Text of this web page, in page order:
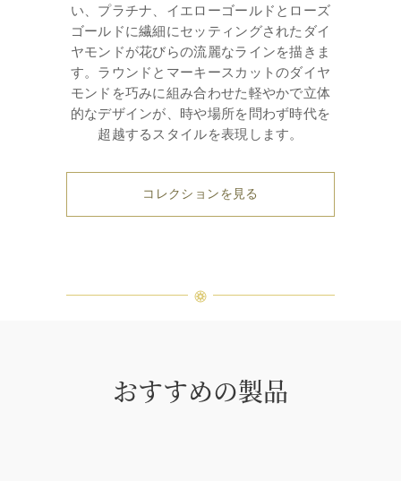
い、プラチナ、イエローゴールドとローズ
ゴールドに繊細にセッティングされたダイ
ヤモンドが花びらの流麗なラインを描きま
す。ラウンドとマーキースカットのダイヤ
モンドを巧みに組み合わせた軽やかで立体
的なデザインが、時や場所を問わず時代を
超越するスタイルを表現します。
コレクションを見る
おすすめの製品